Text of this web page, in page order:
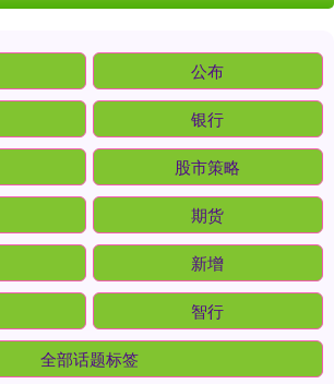
公布
银行
股市策略
期货
新增
智行
全部话题标签